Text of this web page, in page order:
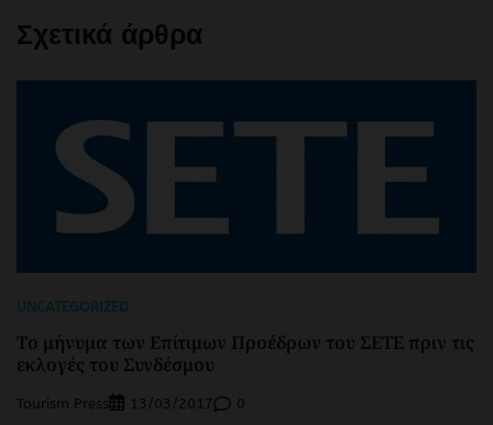
Σχετικά άρθρα
UNCATEGORIZED
Το μήνυμα των Επίτιμων Προέδρων του ΣΕΤΕ πριν τις
εκλογές του Συνδέσμου
Tourism Press 13/03/2017 0